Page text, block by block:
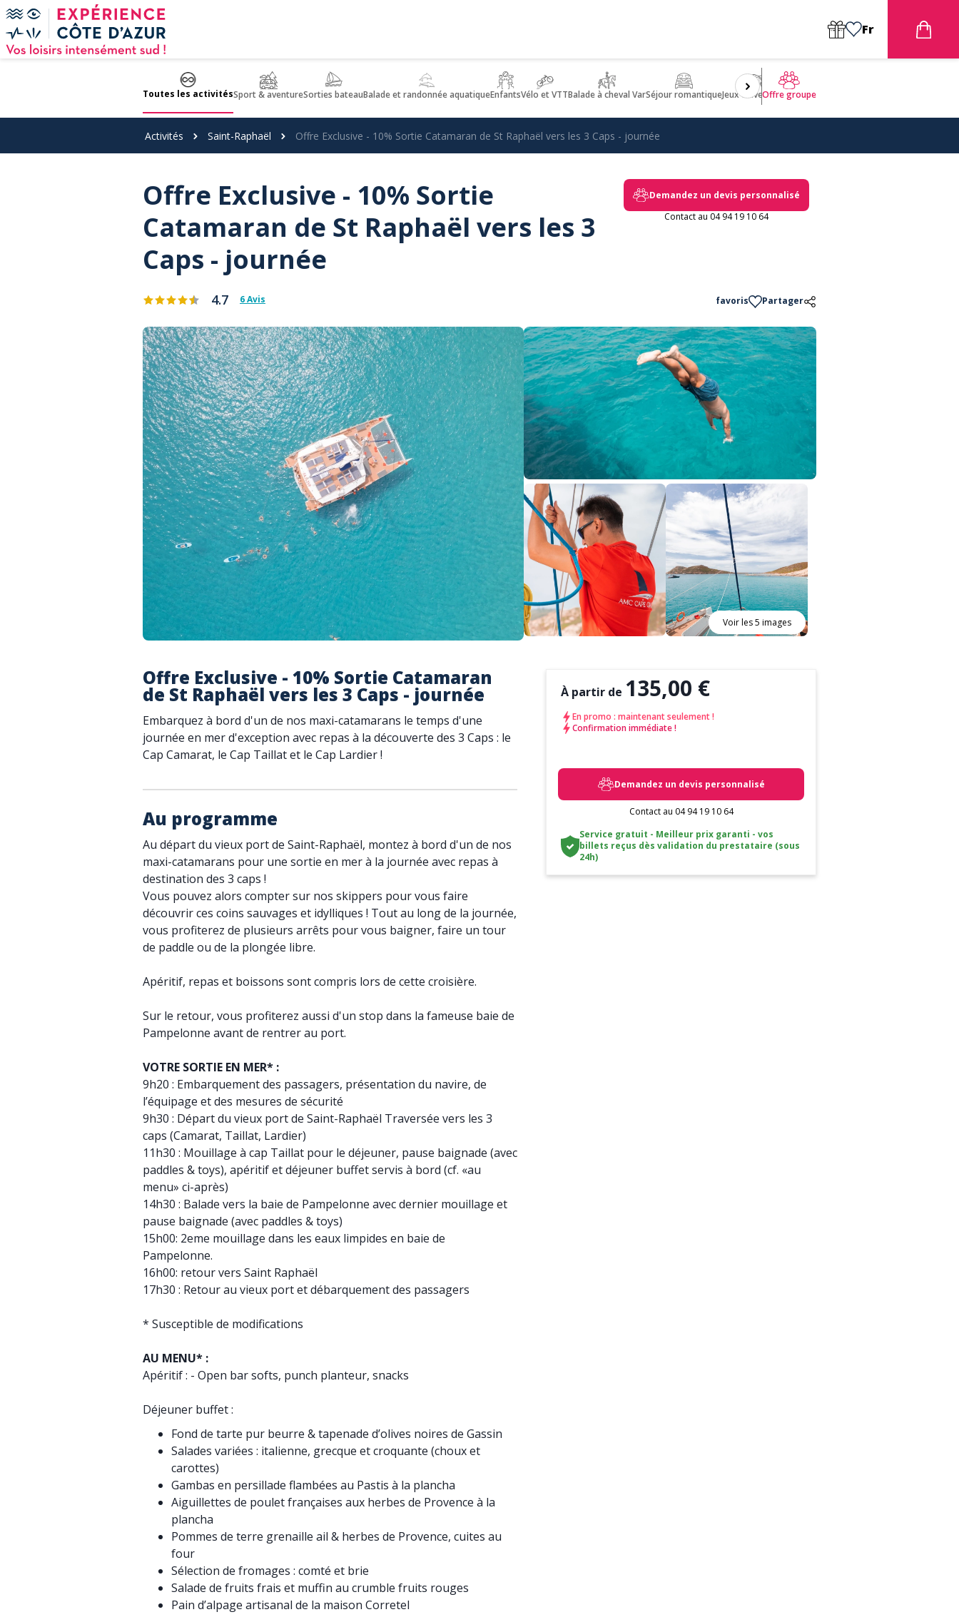
Panneau de gestion des cookies
Fr
Toutes les activitésSport & aventureSorties bateauBalade et randonnée aquatiqueEnfantsVélo et VTTBalade à cheval VarSéjour romantiqueJeux d'aventuresBien être
Offre groupe
Activités Saint-Raphaël Offre Exclusive - 10% Sortie Catamaran de St Raphaël vers les 3 Caps - journée
Offre Exclusive - 10% Sortie
Catamaran de St Raphaël vers les 3
Caps - journée
Demandez un devis personnalisé
Contact au 04 94 19 10 64
4.7 6 Avis favoris Partager
Voir les 5 images
Offre Exclusive - 10% Sortie Catamaran
de St Raphaël vers les 3 Caps - journée
Embarquez à bord d'un de nos maxi-catamarans le temps d'une
journée en mer d'exception avec repas à la découverte des 3 Caps : le
Cap Camarat, le Cap Taillat et le Cap Lardier !
Au programme
Au départ du vieux port de Saint-Raphaël, montez à bord d'un de nos
maxi-catamarans pour une sortie en mer à la journée avec repas à
destination des 3 caps !
Vous pouvez alors compter sur nos skippers pour vous faire
découvrir ces coins sauvages et idylliques ! Tout au long de la journée,
vous profiterez de plusieurs arrêts pour vous baigner, faire un tour
de paddle ou de la plongée libre.
Apéritif, repas et boissons sont compris lors de cette croisière.
Sur le retour, vous profiterez aussi d'un stop dans la fameuse baie de
Pampelonne avant de rentrer au port.
VOTRE SORTIE EN MER* :
9h20 : Embarquement des passagers, présentation du navire, de
l’équipage et des mesures de sécurité
9h30 : Départ du vieux port de Saint-Raphaël Traversée vers les 3
caps (Camarat, Taillat, Lardier)
11h30 : Mouillage à cap Taillat pour le déjeuner, pause baignade (avec
paddles & toys), apéritif et déjeuner buffet servis à bord (cf. «au
menu» ci-après)
14h30 : Balade vers la baie de Pampelonne avec dernier mouillage et
pause baignade (avec paddles & toys)
15h00: 2eme mouillage dans les eaux limpides en baie de
Pampelonne.
16h00: retour vers Saint Raphaël
17h30 : Retour au vieux port et débarquement des passagers
* Susceptible de modifications
AU MENU* :
Apéritif : - Open bar softs, punch planteur, snacks
Déjeuner buffet :
Fond de tarte pur beurre & tapenade d’olives noires de Gassin
Salades variées : italienne, grecque et croquante (choux et
carottes)
Gambas en persillade flambées au Pastis à la plancha
Aiguillettes de poulet françaises aux herbes de Provence à la
plancha
Pommes de terre grenaille ail & herbes de Provence, cuites au
four
Sélection de fromages : comté et brie
Salade de fruits frais et muffin au crumble fruits rouges
Pain d’alpage artisanal de la maison Corretel
À partir de 135,00 €
En promo : maintenant seulement !
Confirmation immédiate !
Demandez un devis personnalisé
Contact au 04 94 19 10 64
Service gratuit - Meilleur prix garanti - vos
billets reçus dès validation du prestataire (sous
24h)